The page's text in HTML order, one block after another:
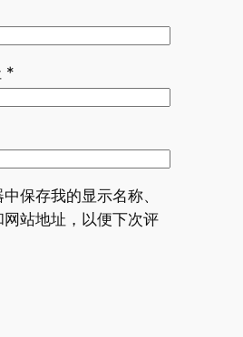
*
保存我的显示名称、
网站地址，以便下次评